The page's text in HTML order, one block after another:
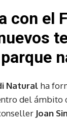
con el
Natural ha
del ámbito
Joan